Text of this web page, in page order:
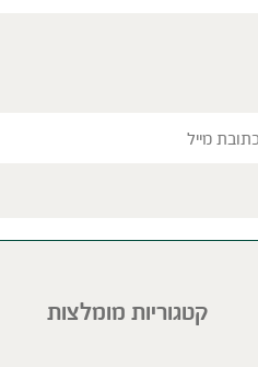
קטגוריות מומלצות